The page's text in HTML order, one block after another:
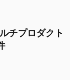
チプロダクト